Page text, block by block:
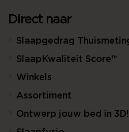
Direct naar
Slaapgedrag
SlaapKwaliteit Score™
Winkels
Assortiment
Ontwerp jouw bed in 3D!